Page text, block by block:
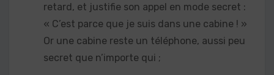
retard, et justifie son appel en mode secret :
« C’est parce que je suis dans une cabine ! »
Or une cabine reste un téléphone, aussi peu
secret que n’importe qui ;